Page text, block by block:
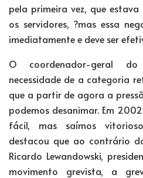
pela primeira vez, que
os servidores, ?mas essa
imediatamente e deve ser
O coordenador-geral
necessidade de a categoria
que a partir de agora a
podemos desanimar. Em
fácil, mas saímos
destacou que ao contrário
Ricardo Lewandowski,
movimento grevista, a